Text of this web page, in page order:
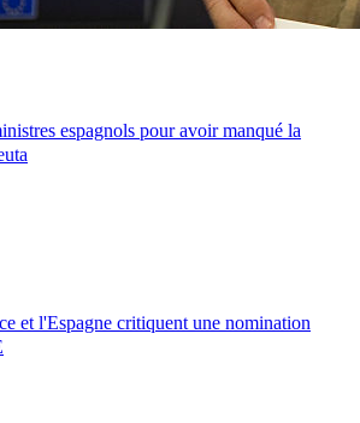
espagnols pour avoir manqué la
et l'Espagne critiquent une nomination